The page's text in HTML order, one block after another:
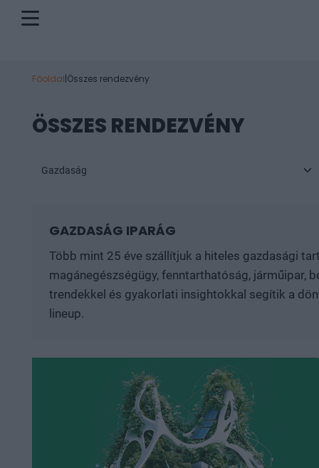
Főoldal|Összes rendezvény
ÖSSZES RENDEZVÉNY
Gazdaság
GAZDASÁG IPARÁG
Több mint 25 éve szállítjuk a hiteles gazdasági
magánegészségügy, fenntarthatóság, járműipar,
trendekkel és gyakorlati insightokkal segítik a
lineup.